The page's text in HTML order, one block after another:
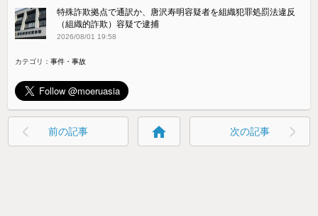
特殊詐欺拠点で通訳か、唐沢寿明容疑者を組織犯罪処罰法違反
（組織的詐欺）容疑で逮捕
2026/08/01 19:58
カテゴリ：事件・事故
前の記事 home 次の記事